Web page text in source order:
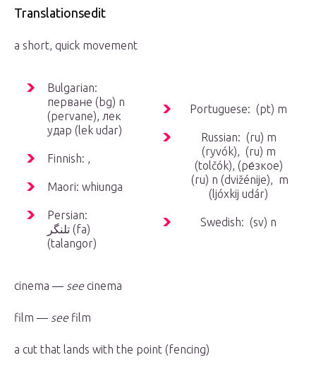
Translationsedit
a short, quick movement
Bulgarian:
перване (bg) n
(pervane), лек
удар (lek udar)
Finnish: ,
Maori: whiunga
Persian:
تلنگر‎ (fa)
(talangor)
Portuguese: (pt) m
Russian: (ru) m
(ryvók), (ru) m
(tolčók), (ре́зкое)
(ru) n (dvižénije), m
(ljóxkij udár)
Swedish: (sv) n
cinema — seecinema
film — seefilm
a cut that lands with the point (fencing)